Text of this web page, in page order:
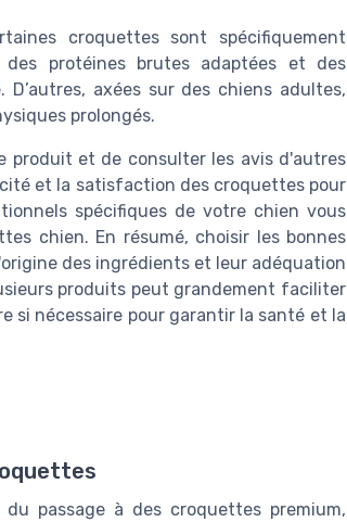
croquettes sont spécifiquement
protéines brutes adaptées et des
axées sur des chiens adultes,
prolongés.
produit et de consulter les avis d'autres
et la satisfaction des croquettes pour
spécifiques de votre chien vous
chien. En résumé, choisir les bonnes
des ingrédients et leur adéquation
produits peut grandement faciliter
si nécessaire pour garantir la santé et la
passage à des croquettes premium,